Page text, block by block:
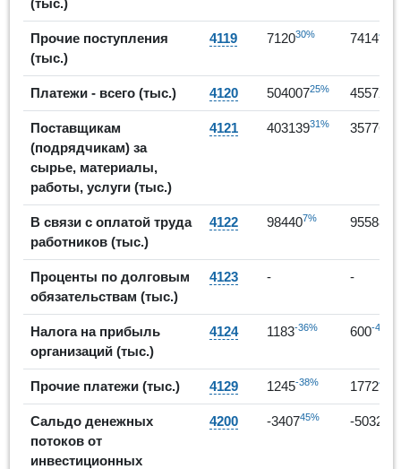
Прочие поступления
(тыс.)
4119 712030% 74144%
Платежи - всего (тыс.) 4120 50400725% 455725
Поставщикам
(подрядчикам) за
сырье, материалы,
работы, услуги (тыс.)
4121 40313931% 357765
В связи с оплатой труда
работников (тыс.)
4122 984407% 95588
Проценты по долговым
обязательствам (тыс.)
4123 - -
Налога на прибыль
организаций (тыс.)
4124 1183-36% 600-49%
Прочие платежи (тыс.) 4129 1245-38% 177242%
Сальдо денежных
потоков от
инвестиционных
4200 -340745% -5032